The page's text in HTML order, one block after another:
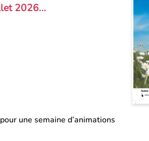
2026…
pour une semaine d’animations